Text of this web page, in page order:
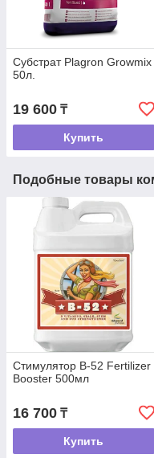
Субстрат Plagron Growmix
50л.
19 600 ₸
Купить
Подобные товары
Стимулятор B-52 Fertilizer
Booster 500мл
16 700 ₸
Купить